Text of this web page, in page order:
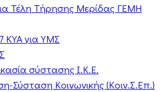
Τέλη Τήρησης Μερίδας ΓΕΜΗ
ΚΥΑ για ΥΜΣ
σύστασης Ι.Κ.Ε.
Σύσταση Κοινωνικής (Κοιν.Σ.Επ.)